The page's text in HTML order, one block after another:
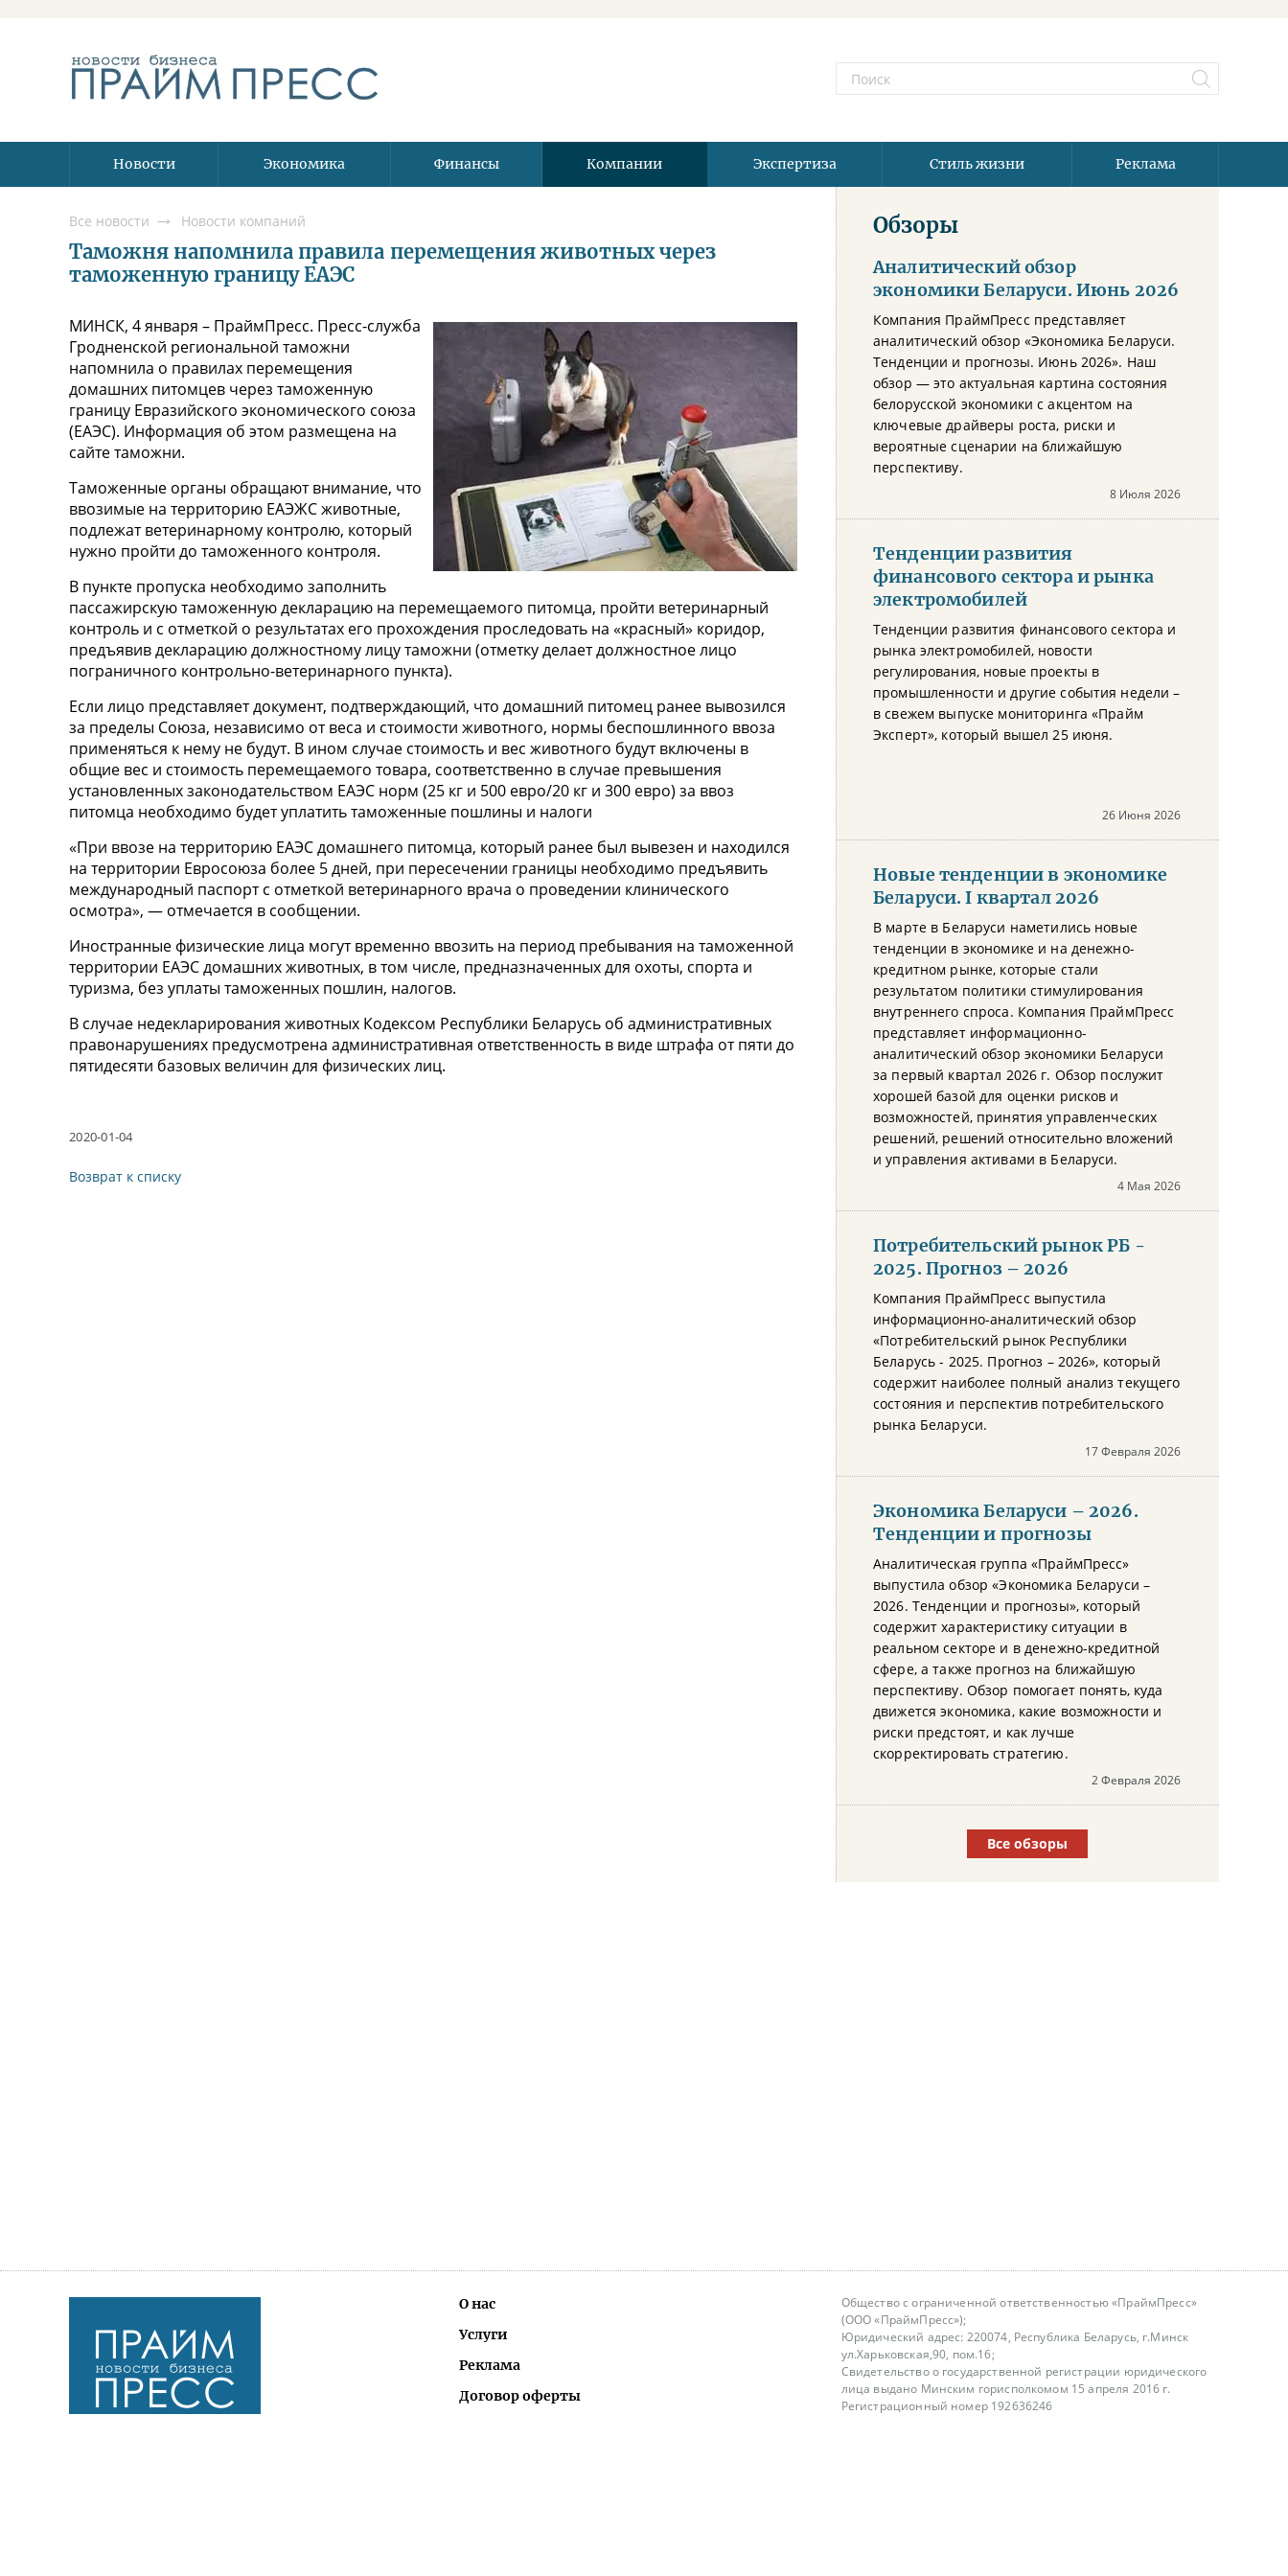
Новости Экономика Финансы Компании Экспертиза Стиль жизни Реклама
Все новости Новости компаний
Таможня напомнила правила перемещения животных через
таможенную границу ЕАЭС
МИНСК, 4 января – ПраймПресс. Пресс-служба
Гродненской региональной таможни
напомнила о правилах перемещения
домашних питомцев через таможенную
границу Евразийского экономического союза
(ЕАЭС). Информация об этом размещена на
сайте таможни.
Таможенные органы обращают внимание, что
ввозимые на территорию ЕАЭЖС животные,
подлежат ветеринарному контролю, который
нужно пройти до таможенного контроля.
В пункте пропуска необходимо заполнить
пассажирскую таможенную декларацию на перемещаемого питомца, пройти ветеринарный
контроль и с отметкой о результатах его прохождения проследовать на «красный» коридор,
предъявив декларацию должностному лицу таможни (отметку делает должностное лицо
пограничного контрольно-ветеринарного пункта).
Если лицо представляет документ, подтверждающий, что домашний питомец ранее вывозился
за пределы Союза, независимо от веса и стоимости животного, нормы беспошлинного ввоза
применяться к нему не будут. В ином случае стоимость и вес животного будут включены в
общие вес и стоимость перемещаемого товара, соответственно в случае превышения
установленных законодательством ЕАЭС норм (25 кг и 500 евро/20 кг и 300 евро) за ввоз
питомца необходимо будет уплатить таможенные пошлины и налоги
«При ввозе на территорию ЕАЭС домашнего питомца, который ранее был вывезен и находился
на территории Евросоюза более 5 дней, при пересечении границы необходимо предъявить
международный паспорт с отметкой ветеринарного врача о проведении клинического
осмотра», — отмечается в сообщении.
Иностранные физические лица могут временно ввозить на период пребывания на таможенной
территории ЕАЭС домашних животных, в том числе, предназначенных для охоты, спорта и
туризма, без уплаты таможенных пошлин, налогов.
В случае недекларирования животных Кодексом Республики Беларусь об административных
правонарушениях предусмотрена административная ответственность в виде штрафа от пяти до
пятидесяти базовых величин для физических лиц.
2020-01-04
Возврат к списку
Обзоры
Аналитический обзор
экономики Беларуси. Июнь 2026
Компания ПраймПресс представляет
аналитический обзор «Экономика Беларуси.
Тенденции и прогнозы. Июнь 2026». Наш
обзор — это актуальная картина состояния
белорусской экономики с акцентом на
ключевые драйверы роста, риски и
вероятные сценарии на ближайшую
перспективу.
8 Июля 2026
Тенденции развития
финансового сектора и рынка
электромобилей
Тенденции развития финансового сектора и
рынка электромобилей, новости
регулирования, новые проекты в
промышленности и другие события недели –
в свежем выпуске мониторинга «Прайм
Эксперт», который вышел 25 июня.
26 Июня 2026
Новые тенденции в экономике
Беларуси. I квартал 2026
В марте в Беларуси наметились новые
тенденции в экономике и на денежно-
кредитном рынке, которые стали
результатом политики стимулирования
внутреннего спроса. Компания ПраймПресс
представляет информационно-
аналитический обзор экономики Беларуси
за первый квартал 2026 г. Обзор послужит
хорошей базой для оценки рисков и
возможностей, принятия управленческих
решений, решений относительно вложений
и управления активами в Беларуси.
4 Мая 2026
Потребительский рынок РБ -
2025. Прогноз – 2026
Компания ПраймПресс выпустила
информационно-аналитический обзор
«Потребительский рынок Республики
Беларусь - 2025. Прогноз – 2026», который
содержит наиболее полный анализ текущего
состояния и перспектив потребительского
рынка Беларуси.
17 Февраля 2026
Экономика Беларуси – 2026.
Тенденции и прогнозы
Аналитическая группа «ПраймПресс»
выпустила обзор «Экономика Беларуси –
2026. Тенденции и прогнозы», который
содержит характеристику ситуации в
реальном секторе и в денежно-кредитной
сфере, а также прогноз на ближайшую
перспективу. Обзор помогает понять, куда
движется экономика, какие возможности и
риски предстоят, и как лучше
скорректировать стратегию.
2 Февраля 2026
Все обзоры
О нас
Услуги
Реклама
Договор оферты
Общество с ограниченной ответственностью «ПраймПресс»
(ООО «ПраймПресс»);
Юридический адрес: 220074, Республика Беларусь, г.Минск
ул.Харьковская,90, пом.16;
Свидетельство о государственной регистрации юридического
лица выдано Минским горисполкомом 15 апреля 2016 г.
Регистрационный номер 192636246